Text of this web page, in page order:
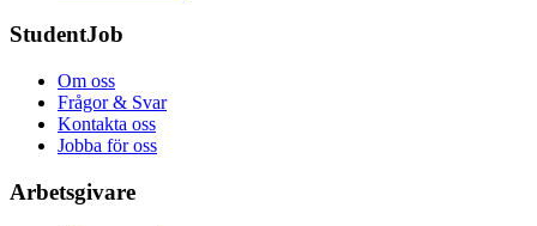
StudentJob
Om oss
Frågor & Svar
Kontakta oss
Jobba för oss
Arbetsgivare